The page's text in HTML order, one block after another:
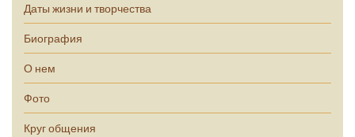
Даты жизни и творчества
Биография
О нем
Фото
Круг общения